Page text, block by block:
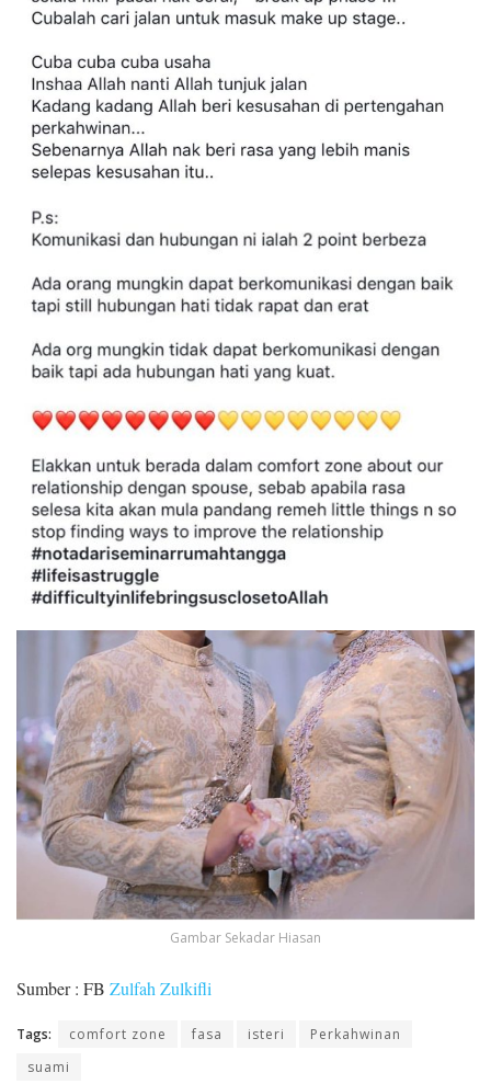
Gambar Sekadar Hiasan
Sumber : FB Zulfah Zulkifli
Tags: comfort zone fasa isteri
Perkahwinan
suami